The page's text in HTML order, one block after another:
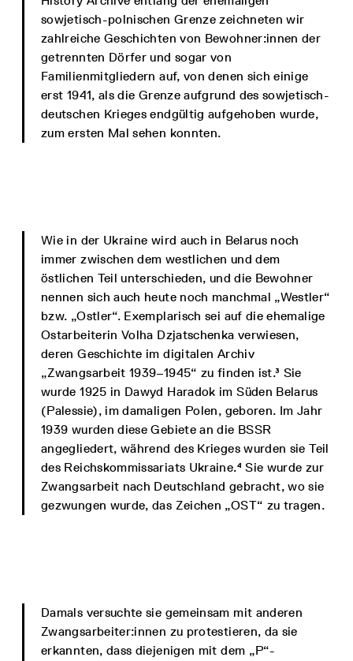
sowjetisch-polnischen Grenze zeichneten wir
zahlreiche Geschichten von Bewohner:innen der
getrennten Dörfer und sogar von
Familienmitgliedern auf, von denen sich einige
erst 1941, als die Grenze aufgrund des sowjetisch-
deutschen Krieges endgültig aufgehoben wurde,
zum ersten Mal sehen konnten.
Wie in der Ukraine wird auch in Belarus noch
immer zwischen dem westlichen und dem
östlichen Teil unterschieden, und die Bewohner
nennen sich auch heute noch manchmal „Westler“
bzw. „Ostler“. Exemplarisch sei auf die ehemalige
Ostarbeiterin Volha Dzjatschenka verwiesen,
deren Geschichte im digitalen Archiv
„Zwangsarbeit 1939–1945“ zu finden ist.³ Sie
wurde 1925 in Dawyd Haradok im Süden Belarus
(Palessie), im damaligen Polen, geboren. Im Jahr
1939 wurden diese Gebiete an die BSSR
angegliedert, während des Krieges wurden sie Teil
des Reichskommissariats Ukraine.⁴ Sie wurde zur
Zwangsarbeit nach Deutschland gebracht, wo sie
gezwungen wurde, das Zeichen „OST“ zu tragen.
Damals versuchte sie gemeinsam mit anderen
Zwangsarbeiter:innen zu protestieren, da sie
erkannten, dass diejenigen mit dem „P“-